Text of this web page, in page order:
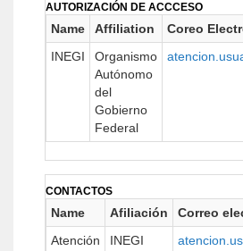
AUTORIZACIÓN DE ACCCESO
Name Affiliation Coreo
INEGI
Organismo
Autónomo
del
Gobierno
Federal
CONTACTOS
Name Afiliación Correo
Atención
INEGI